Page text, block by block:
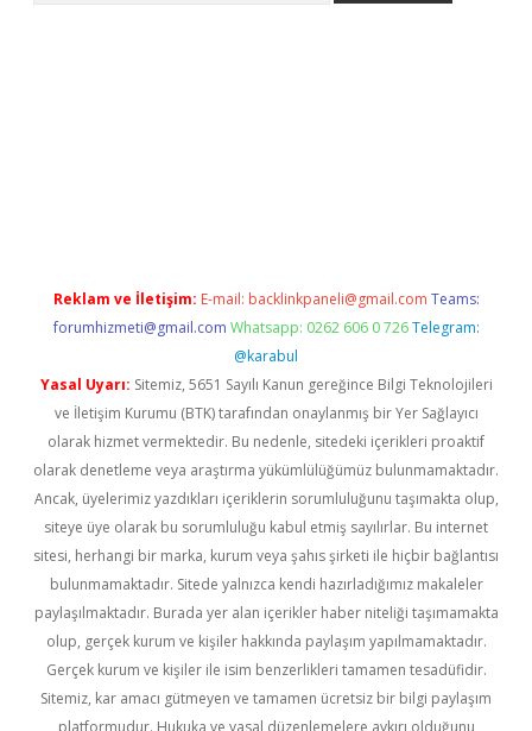
Reklam ve İletişim: E-mail: backlinkpaneli@gmail.com Teams:
forumhizmeti@gmail.com Whatsapp: 0262 606 0 726 Telegram:
@karabul
Yasal Uyarı: Sitemiz, 5651 Sayılı Kanun gereğince Bilgi Teknolojileri
ve İletişim Kurumu (BTK) tarafından onaylanmış bir Yer Sağlayıcı
olarak hizmet vermektedir. Bu nedenle, sitedeki içerikleri proaktif
olarak denetleme veya araştırma yükümlülüğümüz bulunmamaktadır.
Ancak, üyelerimiz yazdıkları içeriklerin sorumluluğunu taşımakta olup,
siteye üye olarak bu sorumluluğu kabul etmiş sayılırlar. Bu internet
sitesi, herhangi bir marka, kurum veya şahıs şirketi ile hiçbir bağlantısı
bulunmamaktadır. Sitede yalnızca kendi hazırladığımız makaleler
paylaşılmaktadır. Burada yer alan içerikler haber niteliği taşımamakta
olup, gerçek kurum ve kişiler hakkında paylaşım yapılmamaktadır.
Gerçek kurum ve kişiler ile isim benzerlikleri tamamen tesadüfidir.
Sitemiz, kar amacı gütmeyen ve tamamen ücretsiz bir bilgi paylaşım
platformudur. Hukuka ve yasal düzenlemelere aykırı olduğunu